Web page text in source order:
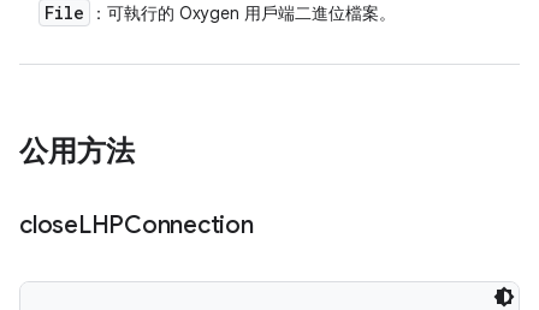
File ：可執行的 Oxygen 用戶端二進位檔案。
公用方法
closeLHPConnection